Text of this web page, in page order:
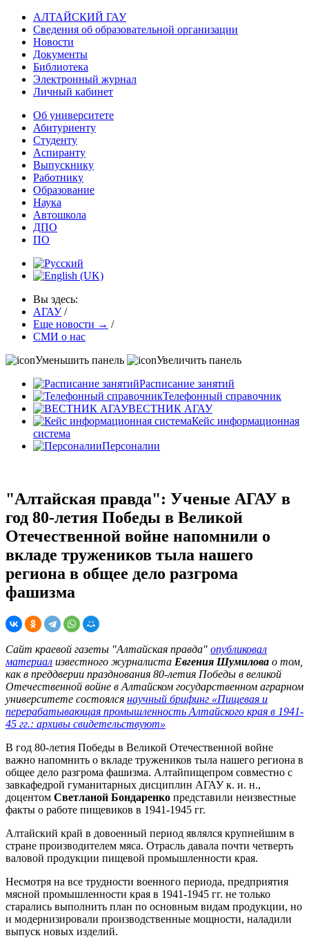
АЛТАЙСКИЙ ГАУ
Сведения об образовательной организации
Новости
Документы
Библиотека
Электронный журнал
Личный кабинет
Об университете
Абитуриенту
Студенту
Аспиранту
Выпускнику
Работнику
Образование
Наука
Автошкола
ДПО
ПО
Вы здесь:
АГАУ /
Еще новости → /
СМИ о нас
Уменьшить панель
Увеличить панель
Расписание занятий
Телефонный справочник
ВЕСТНИК АГАУ
Кейс информационная
система
Персоналии
"Алтайская правда": Ученые АГАУ в
год 80-летия Победы в Великой
Отечественной войне напомнили о
вкладе тружеников тыла нашего
региона в общее дело разгрома
фашизма
Сайт краевой газеты "Алтайская правда" опубликовал
материал известного журналиста Евгения Шумилова о том,
как в преддверии празднования 80-летия Победы в великой
Отечественной войне в Алтайском государственном аграрном
университете состоялся научный брифинг «Пищевая и
перерабатывающая промышленность Алтайского края в 1941-
45 гг.: архивы свидетельствуют»
В год 80-летия Победы в Великой Отечественной войне
важно напомнить о вкладе тружеников тыла нашего региона в
общее дело разгрома фашизма. Алтайпищепром совместно с
завкафедрой гуманитарных дисциплин АГАУ к. и. н.,
доцентом Светланой Бондаренко представили неизвестные
факты о работе пищевиков в 1941-1945 гг.
Алтайский край в довоенный период являлся крупнейшим в
стране производителем мяса. Отрасль давала почти четверть
валовой продукции пищевой промышленности края.
Несмотря на все трудности военного периода, предприятия
мясной промышленности края в 1941-1945 гг. не только
старались выполнить план по основным видам продукции, но
и модернизировали производственные мощности, наладили
выпуск новых изделий.